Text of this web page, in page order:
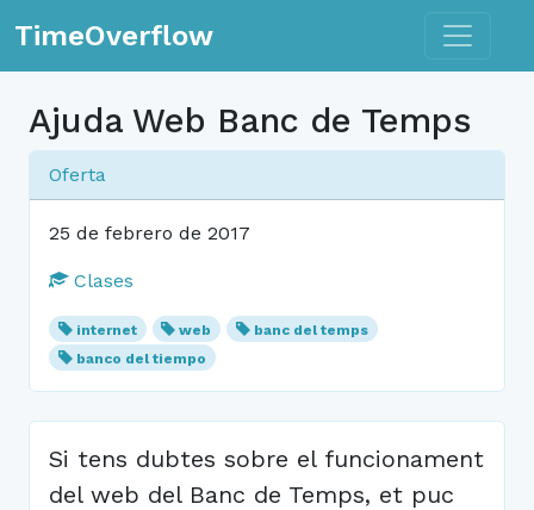
TimeOverflow Toggle
Ajuda Web Banc de Temps
Oferta
25 de febrero de 2017
Clases
internet web
banc del temps
banco del tiempo
Si tens dubtes sobre el funcionament
del web del Banc de Temps, et puc